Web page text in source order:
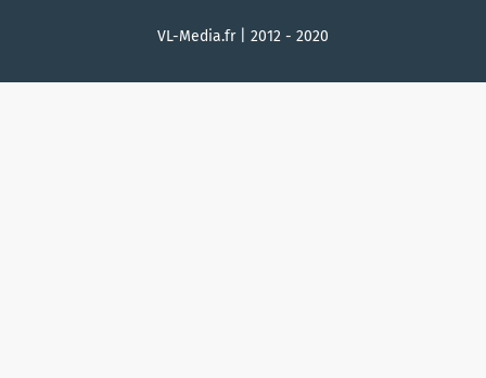
VL-Media.fr | 2012 - 2020